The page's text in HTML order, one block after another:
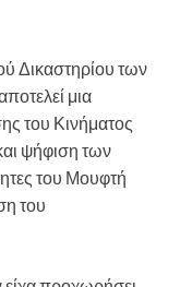
Δικαστηρίου των
μια
του Κινήματος
ψήφιση των
του Μουφτή
του